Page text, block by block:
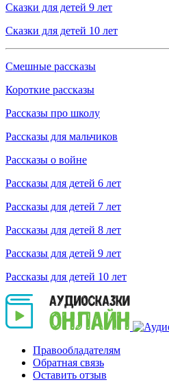
Сказки для детей 9 лет
Сказки для детей 10 лет
Смешные рассказы
Короткие рассказы
Рассказы про школу
Рассказы для мальчиков
Рассказы о войне
Рассказы для детей 6 лет
Рассказы для детей 7 лет
Рассказы для детей 8 лет
Рассказы для детей 9 лет
Рассказы для детей 10 лет
Правообладателям
Обратная связь
Оставить отзыв